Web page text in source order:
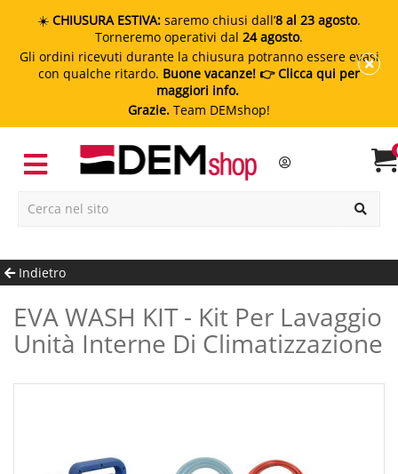
☀️ CHIUSURA ESTIVA: saremo chiusi dall’8 al 23 agosto.
Torneremo operativi dal 24 agosto.
Gli ordini ricevuti durante la chiusura potranno essere evasi
con qualche ritardo. Buone vacanze! 👉 Clicca qui per
maggiori info.
Grazie. Team DEMshop!
Indietro
EVA WASH KIT - Kit Per Lavaggio
Unità Interne Di Climatizzazione